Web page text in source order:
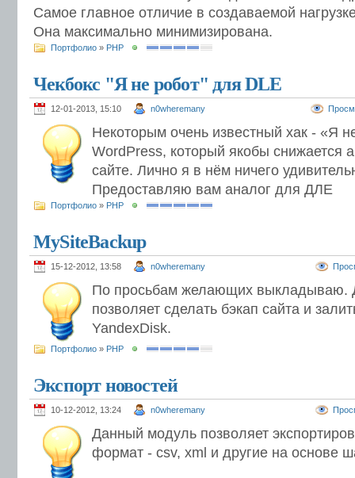
Самое главное отличие в создаваемой
Она максимально минимизирована.
Портфолио » PHP
Чекбокс "Я не робот" для DLE
12-01-2013, 15:10 n0wheremany
Некоторым очень известный хак - «Я
WordPress, который якобы снижается
сайте. Лично я в нём ничего
Предоставляю вам аналог для ДЛЕ
Портфолио » PHP
MySiteBackup
15-12-2012, 13:58 n0wheremany
По просьбам желающих выкладываю.
позволяет сделать бэкап сайта и
YandexDisk.
Портфолио » PHP
Экспорт новостей
10-12-2012, 13:24 n0wheremany
Данный модуль позволяет
формат - csv, xml и другие на основе